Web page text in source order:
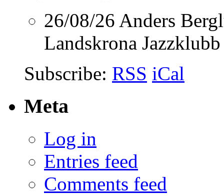
26/08/26 Anders
Landskrona Jazzklubb
Subscribe: RSS iCal
Meta
Log in
Entries feed
Comments feed